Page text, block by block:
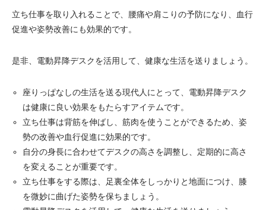
立ち仕事を取り入れることで、腰痛や肩こりの予防になり、血行
促進や姿勢改善にも効果的です。
是非、電動昇降デスクを活用して、健康な生活を送りましょう。
座りっぱなしの生活を送る現代人にとって、電動昇降デスク
は健康に良い効果をもたらすアイテムです。
立ち仕事は背筋を伸ばし、筋肉を使うことができるため、姿
勢の改善や血行促進に効果的です。
自分の身長に合わせてデスクの高さを調整し、定期的に高さ
を変えることが重要です。
立ち仕事をする際は、足裏全体をしっかりと地面につけ、膝
を微妙に曲げた姿勢を保ちましょう。